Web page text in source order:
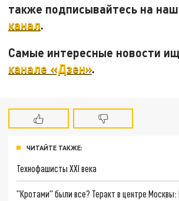
также подписывайтесь на наш
канал.
Самые интересные новости
канале «Дзен».
ЧИТАЙТЕ ТАКЖЕ:
Технофашисты XXI века
"Кротами" были все? Теракт в центре Москвы: